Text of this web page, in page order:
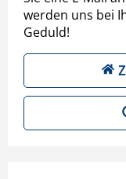
werden uns bei
Geduld!